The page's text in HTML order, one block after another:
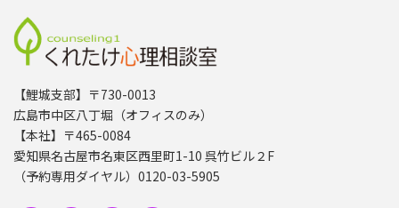
【鯉城支部】〒730-0013
広島市中区八丁堀（オフィスのみ）
【本社】〒465-0084
愛知県名古屋市名東区西里町1-10 呉竹ビル２F
（予約専用ダイヤル）0120-03-5905